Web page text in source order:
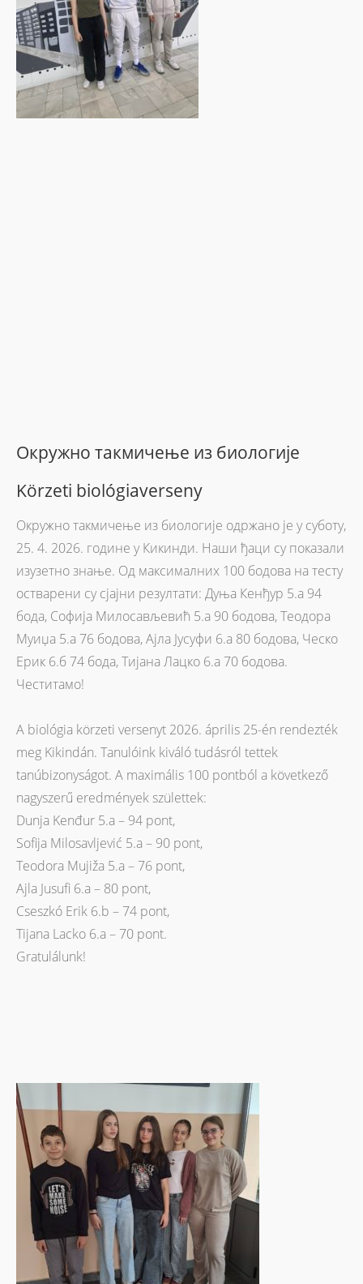
Окружно такмичење из биологије
Körzeti biológiaverseny
Окружно такмичење из биологије одржано је у суботу,
25. 4. 2026. године у Кикинди. Наши ђаци су показали
изузетно знање. Од максималних 100 бодова на тесту
остварени су сјајни резултати: Дуња Кенђур 5.а 94
бода, Софија Милосављевић 5.а 90 бодова, Теодора
Муиџа 5.а 76 бодова, Ајла Јусуфи 6.а 80 бодова, Ческо
Ерик 6.б 74 бода, Тијана Лацко 6.а 70 бодова.
Честитамо!
A biológia körzeti versenyt 2026. április 25-én rendezték
meg Kikindán. Tanulóink kiváló tudásról tettek
tanúbizonyságot. A maximális 100 pontból a következő
nagyszerű eredmények születtek:
Dunja Kenđur 5.a – 94 pont,
Sofija Milosavljević 5.a – 90 pont,
Teodora Mujiža 5.a – 76 pont,
Ajla Jusufi 6.a – 80 pont,
Cseszkó Erik 6.b – 74 pont,
Tijana Lacko 6.a – 70 pont.
Gratulálunk!